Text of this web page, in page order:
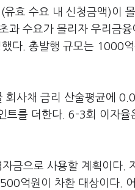
효 수요 내 신청금액)이
수요가 몰리자 우리금융
다. 총발행 규모는 1000억
사채 금리 산술평균에
트를 더한다. 6-3회 이자율
금으로 사용할 계획이다.
억원이 차환 대상이다.